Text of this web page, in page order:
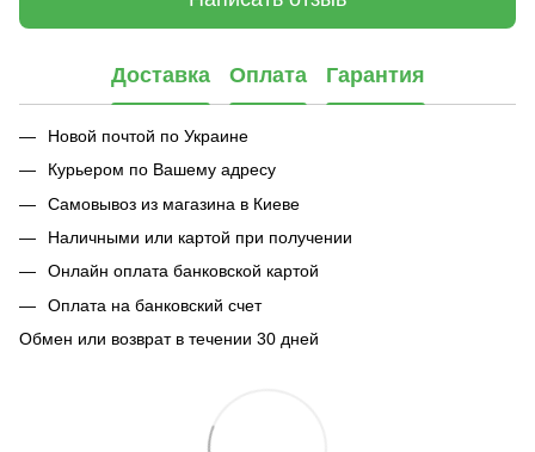
Доставка Оплата Гарантия
Новой почтой по Украине
Курьером по Вашему адресу
Самовывоз из магазина в Киеве
Наличными или картой при получении
Онлайн оплата банковской картой
Оплата на банковский счет
Обмен или возврат в течении 30 дней